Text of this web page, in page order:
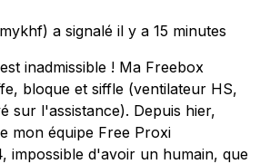
a signalé il y a 15 minutes
inadmissible ! Ma Freebox
bloque et siffle (ventilateur HS,
sur l'assistance). Depuis hier,
mon équipe Free Proxi
impossible d'avoir un humain, que